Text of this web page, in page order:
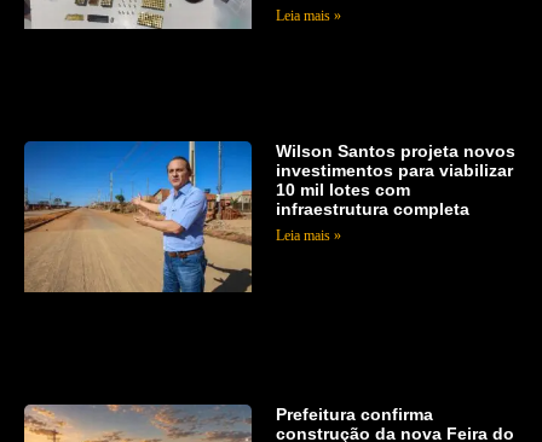
Leia mais »
Wilson Santos projeta novos
investimentos para viabilizar
10 mil lotes com
infraestrutura completa
Leia mais »
Prefeitura confirma
construção da nova Feira do